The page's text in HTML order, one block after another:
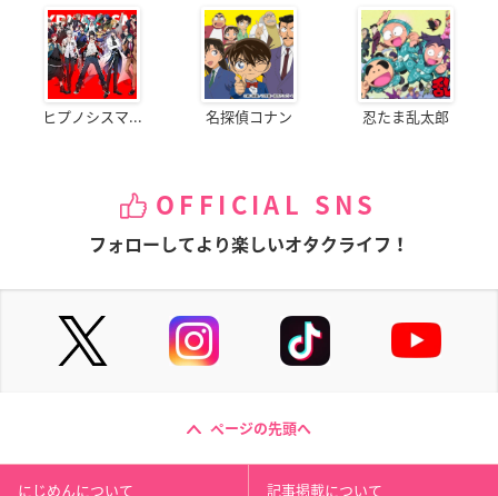
ヒプノシスマ... 名探偵コナン 忍たま乱太郎
OFFICIAL SNS
フォローしてより楽しいオタクライフ！
ページの先頭へ
にじめんについて 記事掲載について